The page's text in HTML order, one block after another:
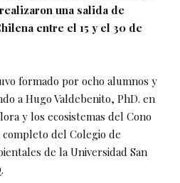
una salida de
entre el 15 y el 30 de
formado por ocho alumnos y
a Hugo Valdebenito, PhD. en
y los ecosistemas del Cono
del Colegio de
de la Universidad San